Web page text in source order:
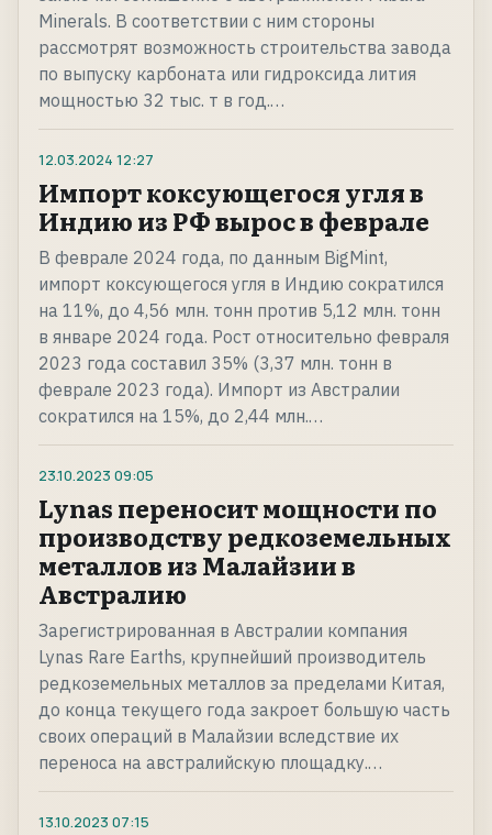
Minerals. В соответствии с ним стороны
рассмотрят возможность строительства завода
по выпуску карбоната или гидроксида лития
мощностью 32 тыс. т в год.…
12.03.2024 12:27
Импорт коксующегося угля в
Индию из РФ вырос в феврале
В феврале 2024 года, по данным BigMint,
импорт коксующегося угля в Индию сократился
на 11%, до 4,56 млн. тонн против 5,12 млн. тонн
в январе 2024 года. Рост относительно февраля
2023 года составил 35% (3,37 млн. тонн в
феврале 2023 года). Импорт из Австралии
сократился на 15%, до 2,44 млн.…
23.10.2023 09:05
Lynas переносит мощности по
производству редкоземельных
металлов из Малайзии в
Австралию
Зарегистрированная в Австралии компания
Lynas Rare Earths, крупнейший производитель
редкоземельных металлов за пределами Китая,
до конца текущего года закроет большую часть
своих операций в Малайзии вследствие их
переноса на австралийскую площадку.…
13.10.2023 07:15